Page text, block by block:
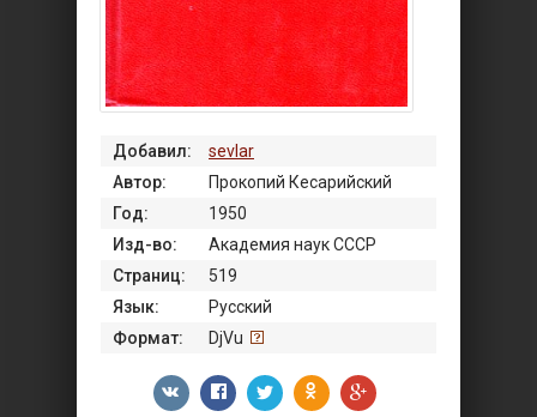
Добавил:
sevlar
Автор:
Прокопий Кесарийский
Год:
1950
Изд-во:
Академия наук СССР
Страниц:
519
Язык:
Русский
Формат:
DjVu